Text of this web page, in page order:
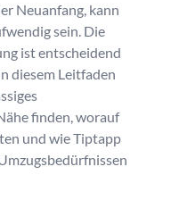
Neuanfang, kann
sein. Die
ist entscheidend
diesem Leitfaden
finden, worauf
und wie Tiptapp